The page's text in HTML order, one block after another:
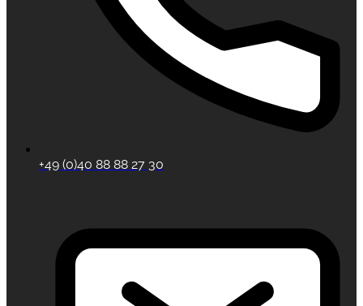
+49 (0)40 88 88 27 30